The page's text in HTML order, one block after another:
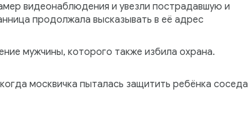
видеонаблюдения и увезли пострадавшую и
продолжала высказывать в её адрес
мужчины, которого также избила охрана.
москвичка пыталась защитить ребёнка соседа